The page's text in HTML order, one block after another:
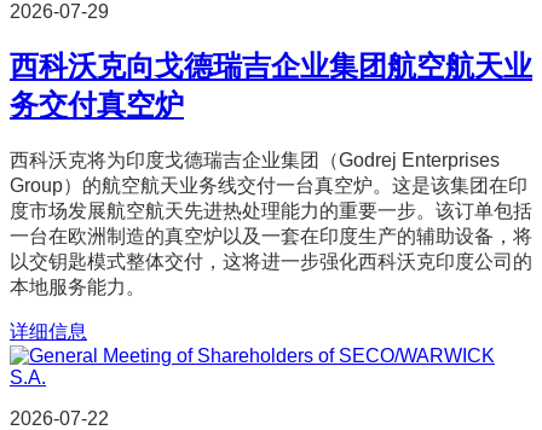
2026-07-29
西科沃克向戈德瑞吉企业集团航空航天业
务交付真空炉
西科沃克将为印度戈德瑞吉企业集团（Godrej Enterprises
Group）的航空航天业务线交付一台真空炉。这是该集团在印
度市场发展航空航天先进热处理能力的重要一步。该订单包括
一台在欧洲制造的真空炉以及一套在印度生产的辅助设备，将
以交钥匙模式整体交付，这将进一步强化西科沃克印度公司的
本地服务能力。
详细信息
2026-07-22